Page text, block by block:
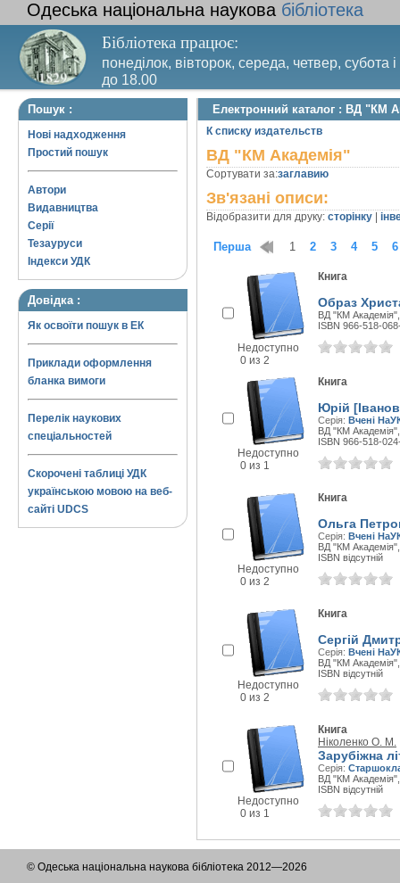
Одеська національна наукова бібліотека
Бібліотека працює:
понеділок, вівторок, середа, четвер, субота
до 18.00
Вихідний день – п’ятниця. Останній четвер
Пошук :
Нові надходження
Простий пошук
Автори
Видавництва
Серії
Тезауруси
Індекси УДК
Довідка :
Як освоїти пошук в ЕК
Приклади оформлення
бланка вимоги
Перелік наукових
спеціальностей
Скорочені таблиці УДК
українською мовою на веб-
сайті UDCS
Електронний каталог : ВД "КМ
К списку издательств
ВД "КМ Академія"
Сортувати за:заглавию
Зв'язані описи:
Відобразити для друку: сторінку
Перша 1 2 3 4 5 6
Недоступно
0 из 2
Книга
Образ
ВД "КМ Академія",
ISBN 966-518-
Недоступно
0 из 1
Книга
Юрій
Серія: Вчені
ВД "КМ Академія",
ISBN 966-518-
Недоступно
0 из 2
Книга
Ольга
Серія: Вчені
ВД "КМ Академія",
ISBN відсутній
Недоступно
0 из 2
Книга
Сергій
Серія: Вчені
ВД "КМ Академія",
ISBN відсутній
Недоступно
0 из 1
Книга
Ніколенко О. М.
Зарубіжна
Серія:
ВД "КМ Академія",
ISBN відсутній
© Одеська національна наукова бібліотека 2012—2026